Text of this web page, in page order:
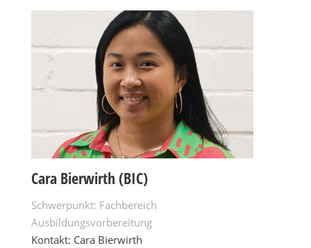
Cara Bierwirth (BIC)
Schwerpunkt: Fachbereich
Ausbildungsvorbereitung
Kontakt: Cara Bierwirth